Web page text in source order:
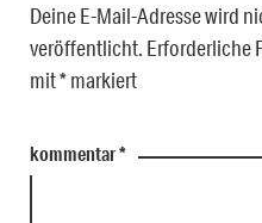
Deine E-Mail-Adresse wird
veröffentlicht. Erforderliche
mit*markiert
kommentar*